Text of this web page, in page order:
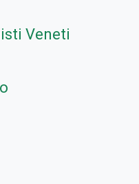
Veneti